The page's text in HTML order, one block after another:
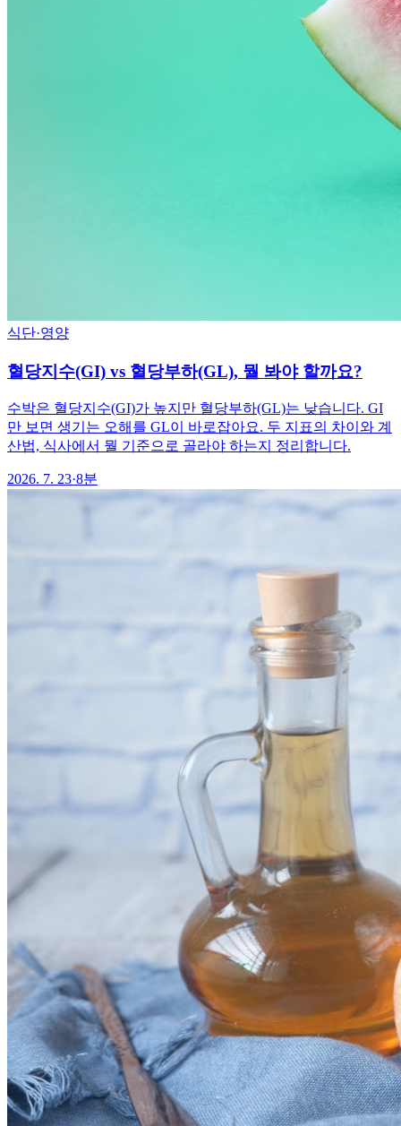
식단·영양
혈당지수(GI) vs 혈당부하(GL), 뭘 봐야 할까요?
수박은 혈당지수(GI)가 높지만 혈당부하(GL)는 낮습니다. GI
만 보면 생기는 오해를 GL이 바로잡아요. 두 지표의 차이와 계
산법, 식사에서 뭘 기준으로 골라야 하는지 정리합니다.
2026. 7. 23·8분